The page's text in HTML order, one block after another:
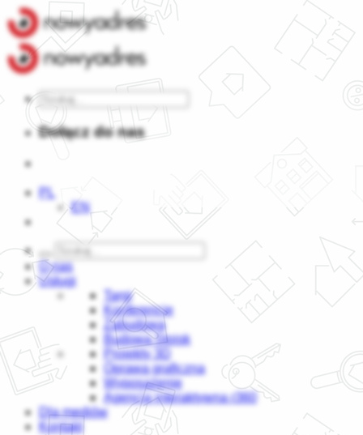
Dołącz do nas
PL
EN
O nas
Usługi
Targi
Konferencje
Zabudowa
Budowa Stoisk
Projekty 3D
Oprawa graficzna
Wyposażenie
Agencja interaktywna r360
Dla mediów
Kontakt